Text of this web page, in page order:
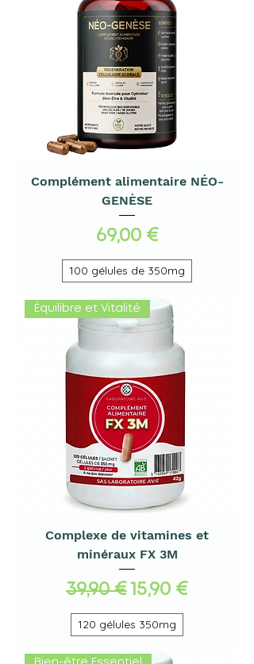
Complément alimentaire NÉO-
GENÈSE
Prix
69,00 €
100 gélules de 350mg
Équilibre et Vitalité
Complexe de vitamines et
minéraux FX 3M
Prix original
39,90 €Prix
15,90 €
120 gélules 350mg